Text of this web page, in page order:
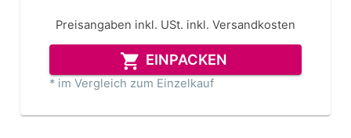
Preisangaben inkl. USt. inkl. Versandkosten
EINPACKEN
* im Vergleich zum Einzelkauf